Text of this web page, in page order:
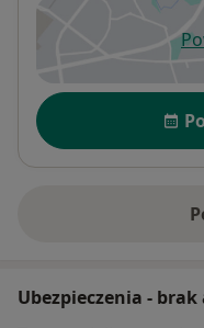
Dostępność
Ubezpieczenia -